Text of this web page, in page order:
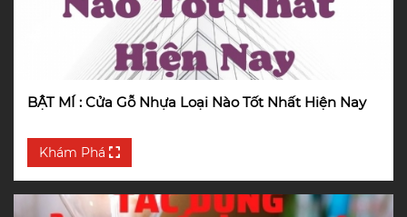
BẬT MÍ : Cửa Gỗ Nhựa Loại Nào Tốt Nhất Hiện Nay
Khám Phá